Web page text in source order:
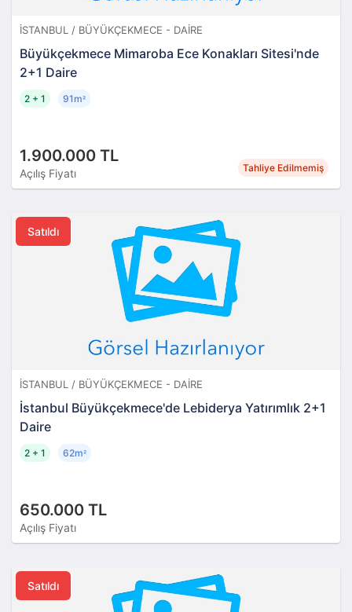
İSTANBUL / BÜYÜKÇEKMECE - DAIRE
Büyükçekmece Mimaroba Ece Konakları Sitesi'nde
2+1 Daire
1.900.000 TL
Açılış Fiyatı Tahliye Edilmemiş
2 + 1 91m²
Satıldı
İSTANBUL / BÜYÜKÇEKMECE - DAIRE
İstanbul Büyükçekmece'de Lebiderya Yatırımlık 2+1
Daire
650.000 TL
Açılış Fiyatı
2 + 1 62m²
Satıldı